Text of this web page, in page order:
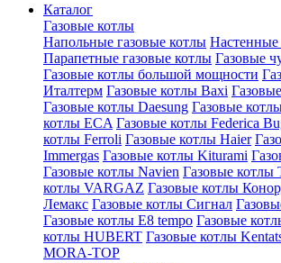
Каталог
Газовые котлы
Напольные газовые котлы Настенные
Парапетные газовые котлы Газовые
Газовые котлы большой мощности
Италтерм Газовые котлы Baxi
Газовые котлы Daesung Газовые
котлы ECA Газовые котлы Federica
котлы Ferroli Газовые котлы Haier
Immergas Газовые котлы Kiturami
Газовые котлы Navien Газовые котлы
котлы VARGAZ Газовые котлы
Лемакс Газовые котлы Сигнал
Газовые котлы E8 tempo Газовые
котлы HUBERT Газовые котлы
MORA-TOP